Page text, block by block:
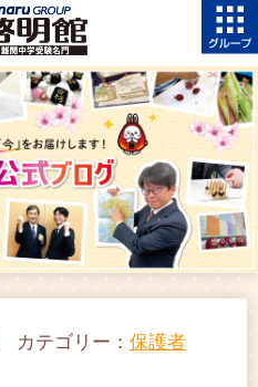
カテゴリー： 保護者